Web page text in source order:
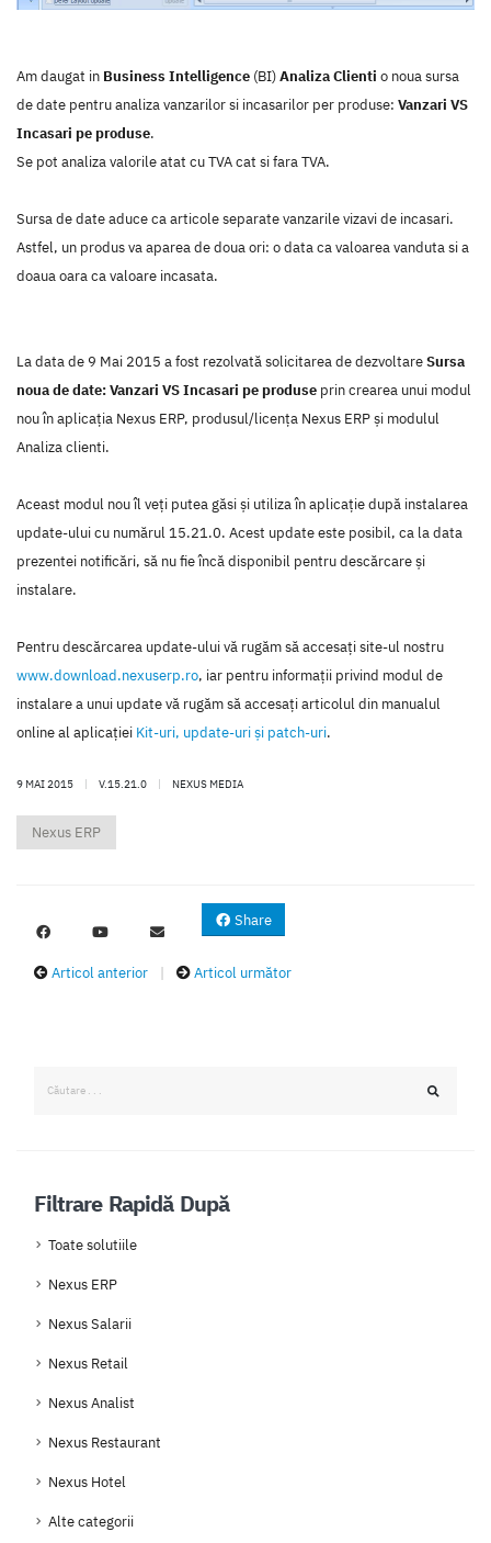
Am daugat in Business Intelligence (BI)Analiza Clienti o noua sursa
de date pentru analiza vanzarilor si incasarilor per produse: Vanzari VS
Incasari pe produse.
Se pot analiza valorile atat cu TVA cat si fara TVA.
Sursa de date aduce ca articole separate vanzarile vizavi de incasari.
Astfel, un produs va aparea de doua ori: o data ca valoarea vanduta si a
doaua oara ca valoare incasata.
La data de 9 Mai 2015 a fost rezolvată solicitarea de dezvoltareSursa
noua de date: Vanzari VS Incasari pe produse prin crearea unui modul
nou în aplicaţia Nexus ERP, produsul/licenţa Nexus ERP şi modulul
Analiza clienti.
Aceast modul nou îl veţi putea găsi şi utiliza în aplicaţie după instalarea
update-ului cu numărul 15.21.0. Acest update este posibil, ca la data
prezentei notificări, să nu fie încă disponibil pentru descărcare şi
instalare.
Pentru descărcarea update-ului vă rugăm să accesaţi site-ul nostru
www.download.nexuserp.ro, iar pentru informaţii privind modul de
instalare a unui update vă rugăm să accesaţi articolul din manualul
online al aplicaţiei Kit-uri, update-uri şi patch-uri.
9 MAI 2015 | V.15.21.0 | NEXUS MEDIA
Nexus ERP
Share
Articol anterior | Articol următor
Filtrare Rapidă După
Toate solutiile
Nexus ERP
Nexus Salarii
Nexus Retail
Nexus Analist
Nexus Restaurant
Nexus Hotel
Alte categorii